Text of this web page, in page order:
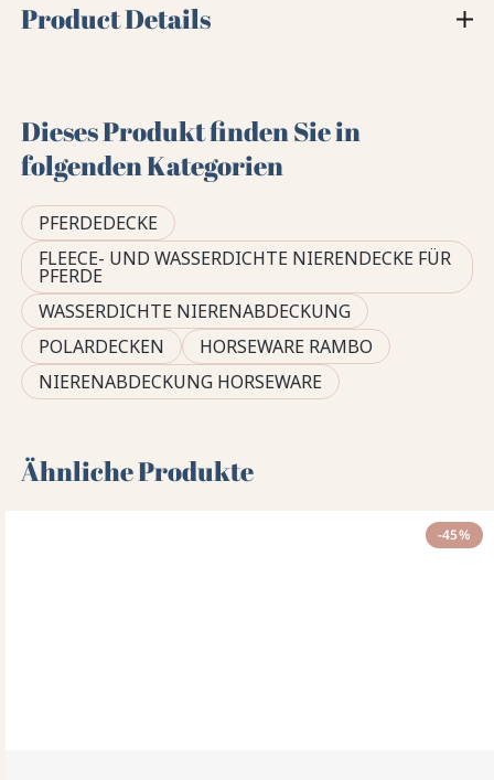
Product Details
Dieses Produkt finden Sie in
folgenden Kategorien
PFERDEDECKE
FLEECE- UND WASSERDICHTE NIERENDECKE FÜR
PFERDE
WASSERDICHTE NIERENABDECKUNG
POLARDECKEN
HORSEWARE RAMBO
NIERENABDECKUNG HORSEWARE
Ähnliche Produkte
-45%